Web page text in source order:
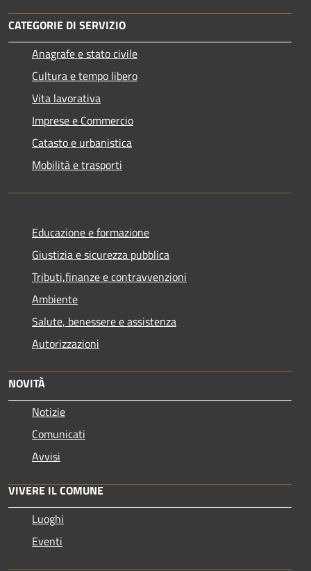
CATEGORIE DI SERVIZIO
Anagrafe e stato civile
Cultura e tempo libero
Vita lavorativa
Imprese e Commercio
Catasto e urbanistica
Mobilità e trasporti
Educazione e formazione
Giustizia e sicurezza pubblica
Tributi,finanze e contravvenzioni
Ambiente
Salute, benessere e assistenza
Autorizzazioni
NOVITÀ
Notizie
Comunicati
Avvisi
VIVERE IL COMUNE
Luoghi
Eventi